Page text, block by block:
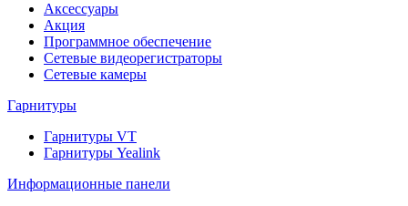
Аксессуары
Акция
Программное обеспечение
Сетевые видеорегистраторы
Сетевые камеры
Гарнитуры
Гарнитуры VT
Гарнитуры Yealink
Информационные панели